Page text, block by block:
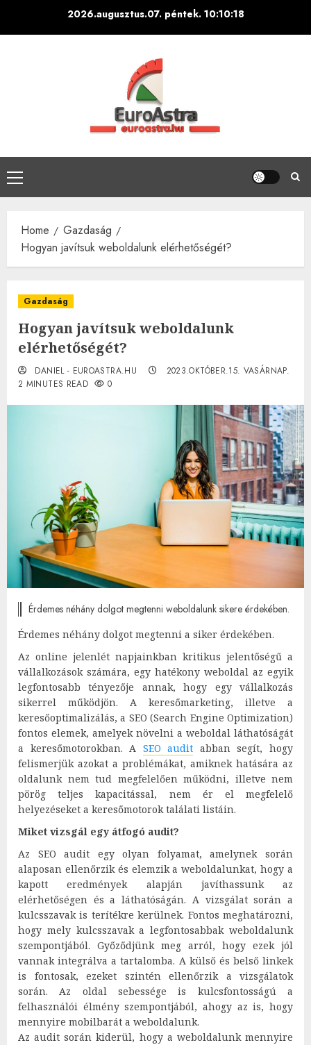
2026.augusztus.07. péntek. 10:10:19
Primary
Menu
Home
Gazdaság
Hogyan javítsuk weboldalunk elérhetőségét?
Gazdaság
Hogyan javítsuk weboldalunk
elérhetőségét?
DANIEL - EUROASTRA.HU
2023.OKTÓBER.15. VASÁRNAP.
2 MINUTES READ
0
Érdemes néhány dolgot megtenni weboldalunk sikere érdekében.
Érdemes néhány dolgot megtenni a siker érdekében.
Az online jelenlét napjainkban kritikus jelentőségű a
vállalkozások számára, egy hatékony weboldal az egyik
legfontosabb tényezője annak, hogy egy vállalkozás
sikerrel működjön. A keresőmarketing, illetve a
keresőoptimalizálás, a SEO (Search Engine Optimization)
fontos elemek, amelyek növelni a weboldal láthatóságát
a keresőmotorokban. A SEO audit abban segít, hogy
felismerjük azokat a problémákat, amiknek hatására az
oldalunk nem tud megfelelően működni, illetve nem
pörög teljes kapacitással, nem ér el megfelelő
helyezéseket a keresőmotorok találati listáin.
Miket vizsgál egy átfogó audit?
Az SEO audit egy olyan folyamat, amelynek során
alaposan ellenőrzik és elemzik a weboldalunkat, hogy a
kapott eredmények alapján javíthassunk az
elérhetőségen és a láthatóságán. A vizsgálat során a
kulcsszavak is terítékre kerülnek. Fontos meghatározni,
hogy mely kulcsszavak a legfontosabbak weboldalunk
szempontjából. Győződjünk meg arról, hogy ezek jól
vannak integrálva a tartalomba. A külső és belső linkek
is fontosak, ezeket szintén ellenőrzik a vizsgálatok
során. Az oldal sebessége is kulcsfontosságú a
felhasználói élmény szempontjából, ahogy az is, hogy
mennyire mobilbarát a weboldalunk.
Az audit során kiderül, hogy a weboldalunk mennyire